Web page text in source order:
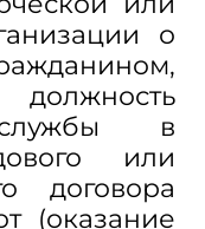
о
службы в
или
договора
(оказание